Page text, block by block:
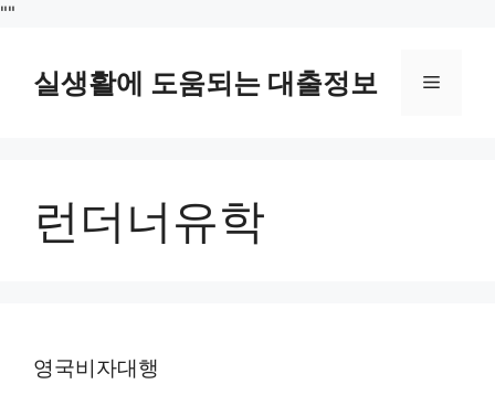
""
실생활에 도움되는 대출정보 메
런더너유학
영국비자대행